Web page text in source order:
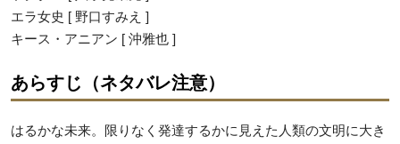
エラ女史 [ 野口すみえ ]
キース・アニアン [ 沖雅也 ]
あらすじ（ネタバレ注意）
はるかな未来。限りなく発達するかに見えた人類の文明に大き